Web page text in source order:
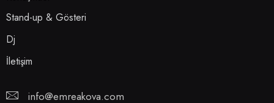
Stand-up & Gösteri
Dj
İletişim
info@emreakova.com